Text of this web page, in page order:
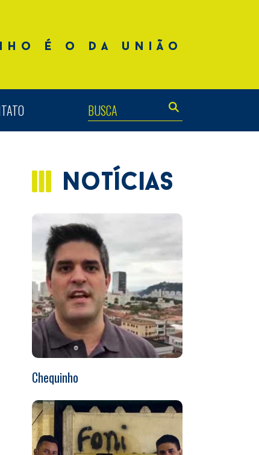
é o da união
notícias
Chequinho